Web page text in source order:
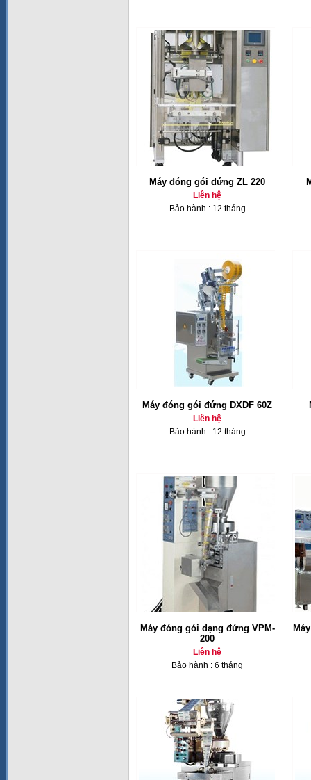
Máy đóng gói đứng ZL 220
Liên hệ
Bảo hành : 12 tháng
Máy đóng gói đứng DXDF 60Z
Liên hệ
Bảo hành : 12 tháng
Máy đóng gói dạng đứng VPM-
200
Liên hệ
Bảo hành : 6 tháng